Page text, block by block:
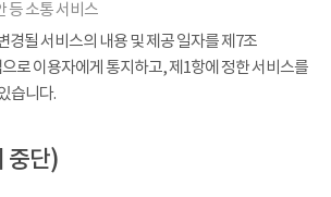
등 소통 서비스
될 서비스의 내용 및 제공 일자를 제7조
로 이용자에게 통지하고, 제1항에 정한 서비스를
습니다.
중단)